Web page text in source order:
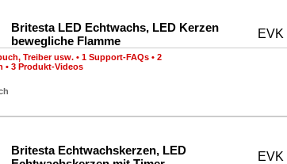
Britesta LED Echtwachs, LED Kerzen
bewegliche Flamme
EVK
Treiber usw. • 1 Support-FAQs • 2
• 3 Produkt-Videos
Britesta Echtwachskerzen, LED
EVK